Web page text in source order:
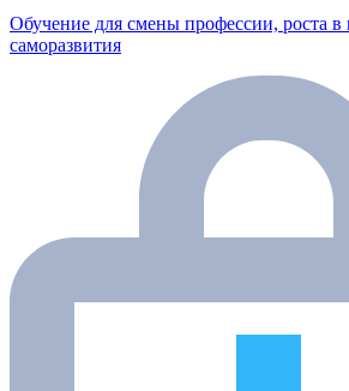
Обучение для смены профессии, роста в
саморазвития